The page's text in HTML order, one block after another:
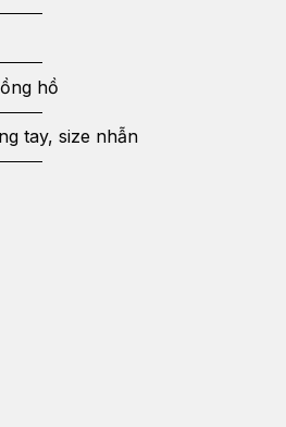
hồ
tay, size nhẫn